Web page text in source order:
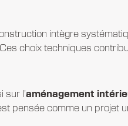
intègre
choix techniques
sur l’aménagement
pensée comme un projet